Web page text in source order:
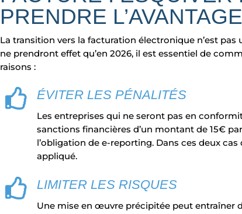
PRENDRE L’AVANTAGE
La transition vers la facturation électronique n’est
ne prendront effet qu’en 2026, il est essentiel de
raisons :
 ÉVITER LES PÉNALITÉS
Les entreprises qui ne seront pas en
sanctions financières d’un montant de 15€
l’obligation de e-reporting. Dans ces deux
appliqué.
 LIMITER LES RISQUES
Une mise en œuvre précipitée peut entraîner